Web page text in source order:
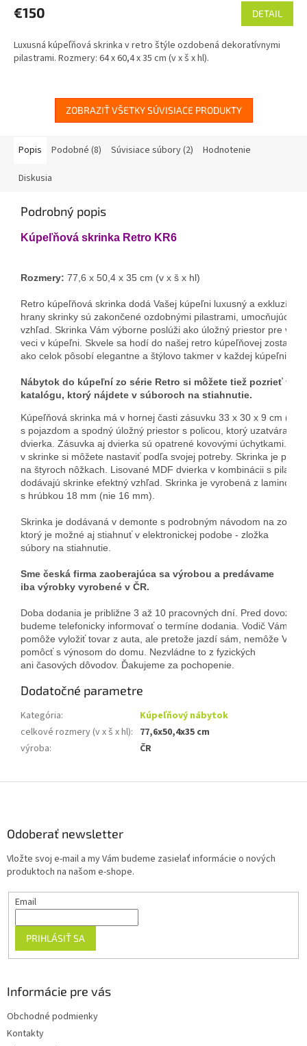
€150 DETAIL
Luxusná kúpeľňová skrinka v retro štýle ozdobená dekoratívnymi
pilastrami. Rozmery: 64 x 60,4 x 35 cm (v x š x hl).
ZOBRAZIŤ VŠETKY SÚVISIACE PRODUKTY
Popis Podobné (8) Súvisiace súbory (2) Hodnotenie
Diskusia
Podrobný popis
Kúpeľňová skrinka Retro KR6
Rozmery: 77,6 x 50,4 x 35 cm (v x š x hl)
Retro kúpeľňová skrinka dodá Vašej kúpeľni luxusný a
hrany skrinky sú zakončené ozdobnými pilastrami, umocňujúcimi
vzhľad. Skrinka Vám výborne poslúži ako úložný priestor pre
veci v kúpeľni. Skvele sa hodí do našej retro kúpeľňovej zostavy,
Nábytok do kúpeľní zo série Retro si môžete tiež pozrieť v
katalógu, ktorý nájdete v súboroch na stiahnutie.
Kúpeľňová skrinka má v hornej časti zásuvku 33 x 30 x 9 cm (š x
s pojazdom a spodný úložný priestor s policou, ktorý uzatvárajú
dvierka. Zásuvka aj dvierka sú opatrené kovovými úchytkami.
v skrinke si môžete nastaviť podľa svojej potreby. Skrinka je
na štyroch nôžkach. Lisované MDF dvierka v kombinácii s
dodávajú skrinke efektný vzhľad. Skrinka je vyrobená z lamino
s hrúbkou 18 mm (nie 16 mm).
Skrinka je dodávaná v demonte s podrobným návodom na
ktorý je možné aj stiahnuť v elektronickej podobe - zložka
súbory na stiahnutie.
Sme česká firma zaoberajúca sa výrobou a predávame
iba výrobky vyrobené v ČR.
Doba dodania je približne 3 až 10 pracovných dní. Pred
budeme telefonicky informovať o termíne dodania. Vodič Vám
pomôže vyložiť tovar z auta, ale pretože jazdí sám, nemôže Vám
pomôcť s výnosom do domu. Nezvládne to z fyzických
ani časových dôvodov. Ďakujeme za pochopenie.
Dodatočné parametre
Kategória:
Kúpeľňový nábytok
celkové rozmery (v x š x hl): 77,6x50,4x35 cm
výroba: ČR
Odoberať newsletter
Vložte svoj e-mail a my Vám budeme zasielať informácie o nových
produktoch na našom e-shope.
Email
PRIHLÁSIŤ SA
Informácie pre vás
Obchodné podmienky
Kontakty